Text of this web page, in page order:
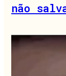
não